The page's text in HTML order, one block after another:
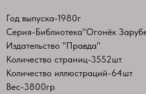
Год выпуска-1980г
Серия-Библиотека"Огонёк
Издательство "Правда"
Количество страниц-3552шт
Количество иллюстраций-64шт
Вес-3800гр